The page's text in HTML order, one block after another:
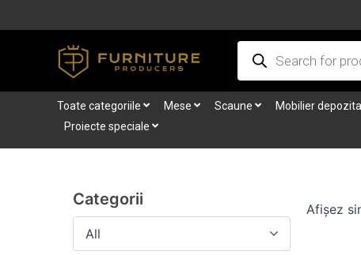
to
Products
search
Toate categoriile Mese Scaune Mobilier
Proiecte speciale
Categorii
All
Afișez